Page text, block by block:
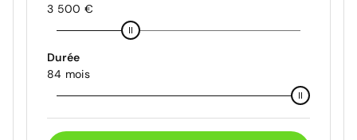
3 500 €
Durée
84 mois